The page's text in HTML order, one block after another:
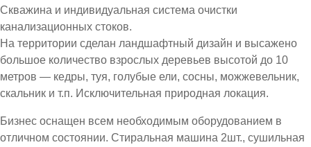
Скважина и индивидуальная система очистки
канализационных стоков.
На территории сделан ландшафтный дизайн и высажено
большое количество взрослых деревьев высотой до 10
метров — кедры, туя, голубые ели, сосны, можжевельник,
скальник и т.п. Исключительная природная локация.
Бизнес оснащен всем необходимым оборудованием в
отличном состоянии. Стиральная машина 2шт., сушильная